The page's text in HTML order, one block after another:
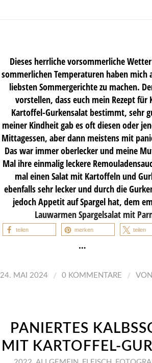
Dieses herrliche vorsommerliche
sommerlichen Temperaturen haben mich
liebsten Sommergerichte zu machen.
vorstellen, dass euch mein Rezept für
Kartoffel-Gurkensalat bestimmt, sehr
meiner Kindheit gab es oft diesen oder
Mittagessen, aber dann meistens mit
Das war immer oberlecker und meine
Mal ihre einmalig leckere
mal einen Salat mit Kartoffeln und
ebenfalls sehr lecker und durch die
jedoch Appetit auf Spargel hat, dem
Lauwarmen Spargelsalat mit
teilen merken teilen
…
24. MAI 2024 / 0 KOMMENTARE / VON
PANIERTES
MIT KARTOFFEL-